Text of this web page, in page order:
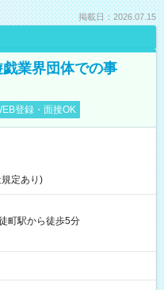
掲載日：2026.07.15
業界団体での事
登録・面接OK
定あり)
町駅から徒歩5分